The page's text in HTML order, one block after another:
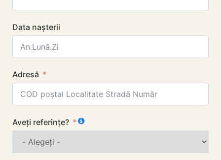
Data nașterii
Adresă
Aveți referințe?